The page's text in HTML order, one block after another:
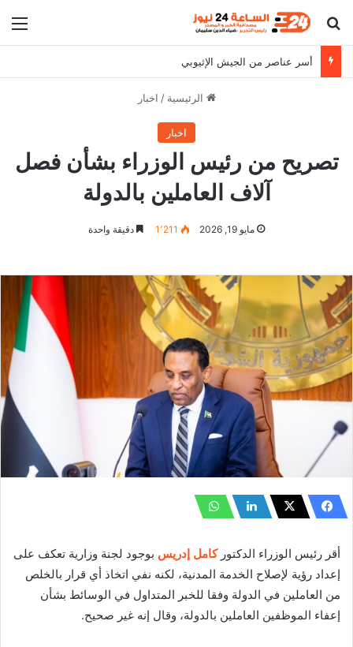
بحث عن
أسر عناصر من الجيش الإثيوبي
الرئيسية / اخبار
اخبار
تصريح من رئيس الوزراء بشأن فصل
آلاف العاملين بالدولة
مايو 19, 2026 1٬211 دقيقة واحدة
أقر رئيس الوزراء الدكتوركامل إدريس بوجود لجنة وزارية تعكف على
إعداد رؤية لإصلاح الخدمة المدنية، لكنه نفي اتخاذ أي قرار بالخلص
من العاملين في الدولة وفقا للخبر المتداول في الوسائط بشأن
إعفاء الموظفين العاملين بالدولة، وقال إنه غير صحيح.